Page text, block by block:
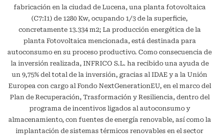
fabricación en la ciudad de Lucena, una planta fotovoltaica
(C7:I1) de 1280 Kw, ocupando 1/3 de la superficie,
concretamente 13.334 m2; La producción energética de la
planta Fotovoltaica mencionada, está destinada para
autoconsumo en su proceso productivo. Como consecuencia de
la inversión realizada, INFRICO S.L. ha recibido una ayuda de
un 9,75% del total de la inversión, gracias al IDAE y a la Unión
Europea con cargo al Fondo NextGenerationEU, en el marco del
Plan de Recuperación, Trasformación y Resiliencia, dentro del
programa de incentivos ligados al autoconsumo y
almacenamiento, con fuentes de energía renovable, así como la
implantación de sistemas térmicos renovables en el sector